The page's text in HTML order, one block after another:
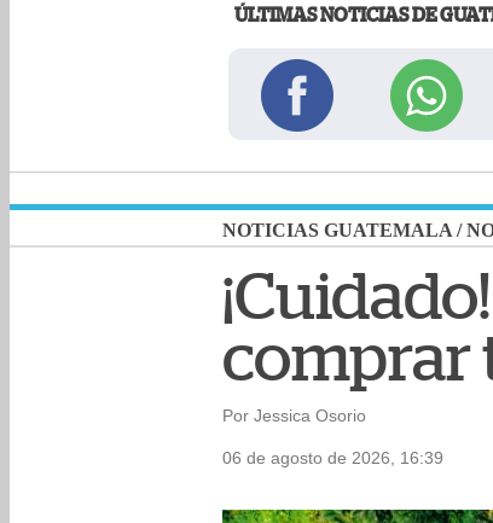
ÚLTIMAS NOTICIAS DE
NOTICIAS GUATEMALA /
comprar
Por Jessica Osorio
06 de agosto de 2026, 16:39